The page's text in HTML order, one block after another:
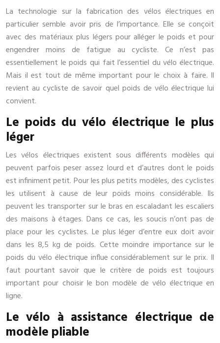
La technologie sur la fabrication des vélos électriques en
particulier semble avoir pris de l’importance. Elle se conçoit
avec des matériaux plus légers pour alléger le poids et pour
engendrer moins de fatigue au cycliste. Ce n’est pas
essentiellement le poids qui fait l’essentiel du vélo électrique.
Mais il est tout de même important pour le choix à faire. Il
revient au cycliste de savoir quel poids de vélo électrique lui
convient.
Le poids du vélo électrique le plus
léger
Les vélos électriques existent sous différents modèles qui
peuvent parfois peser assez lourd et d’autres dont le poids
est infiniment petit. Pour les plus petits modèles, des cyclistes
les utilisent à cause de leur poids moins considérable. Ils
peuvent les transporter sur le bras en escaladant les escaliers
des maisons à étages. Dans ce cas, les soucis n’ont pas de
place pour les cyclistes. Le plus léger d’entre eux doit avoir
dans les 8,5 kg de poids. Cette moindre importance sur le
poids du vélo électrique influe considérablement sur le prix. Il
faut pourtant savoir que le critère de poids est toujours
important pour choisir le bon modèle de vélo électrique en
ligne.
Le vélo à assistance électrique de
modèle pliable